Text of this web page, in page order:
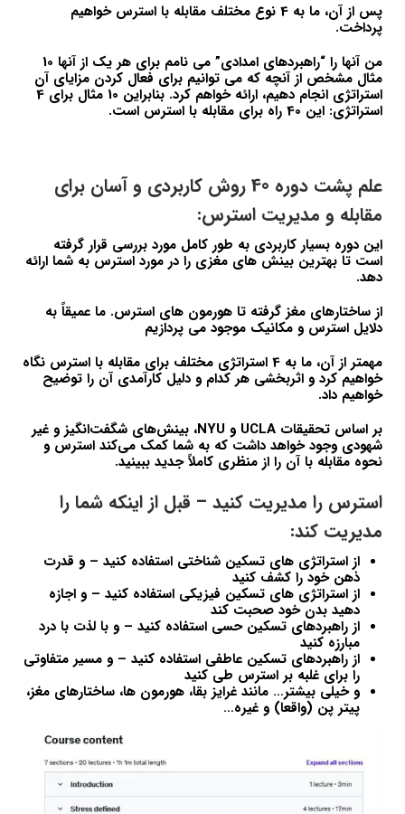
پس از آن، ما به 4 نوع مختلف مقابله با استرس خواهیم
پرداخت.
من آنها را “راهبردهای امدادی” می نامم برای هر یک از آنها 10
مثال مشخص از آنچه که می توانیم برای فعال کردن مزایای آن
استراتژی انجام دهیم، ارائه خواهم کرد. بنابراین 10 مثال برای 4
استراتژی: این 40 راه برای مقابله با استرس است.
علم پشت دوره 40 روش کاربردی و آسان برای
مقابله و مدیریت استرس:
این دوره بسیار کاربردی به طور کامل مورد بررسی قرار گرفته
است تا بهترین بینش های مغزی را در مورد استرس به شما ارائه
دهد.
از ساختارهای مغز گرفته تا هورمون های استرس. ما عمیقاً به
دلایل استرس و مکانیک موجود می پردازیم
مهمتر از آن، ما به 4 استراتژی مختلف برای مقابله با استرس نگاه
خواهیم کرد و اثربخشی هر کدام و دلیل کارآمدی آن را توضیح
خواهیم داد.
بر اساس تحقیقات UCLA و NYU، بینش‌های شگفت‌انگیز و غیر
شهودی وجود خواهد داشت که به شما کمک می‌کند استرس و
نحوه مقابله با آن را از منظری کاملاً جدید ببینید.
استرس را مدیریت کنید – قبل از اینکه شما را
مدیریت کند:
از استراتژی های تسکین شناختی استفاده کنید – و قدرت
ذهن خود را کشف کنید
از استراتژی های تسکین فیزیکی استفاده کنید – و اجازه
دهید بدن خود صحبت کند
از راهبردهای تسکین حسی استفاده کنید – و با لذت با درد
مبارزه کنید
از راهبردهای تسکین عاطفی استفاده کنید – و مسیر متفاوتی
را برای غلبه بر استرس طی کنید
و خیلی بیشتر… مانند غرایز بقا، هورمون ها، ساختارهای مغز،
پیتر پن (واقعا) و غیره…